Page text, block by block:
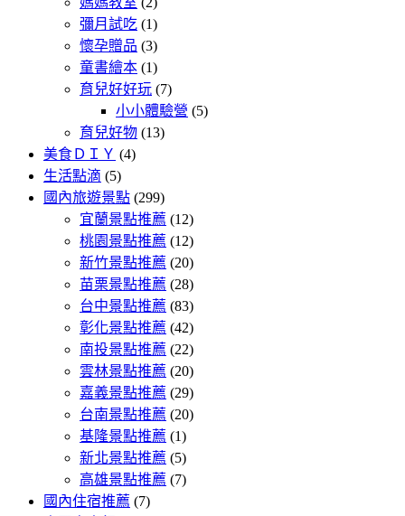
彌月試吃 (1)
懷孕贈品 (3)
童書繪本 (1)
育兒好好玩 (7)
小小體驗營 (5)
育兒好物 (13)
美食ＤＩＹ (4)
生活點滴 (5)
國內旅遊景點 (299)
宜蘭景點推薦 (12)
桃園景點推薦 (12)
新竹景點推薦 (20)
苗栗景點推薦 (28)
台中景點推薦 (83)
彰化景點推薦 (42)
南投景點推薦 (22)
雲林景點推薦 (20)
嘉義景點推薦 (29)
台南景點推薦 (20)
基隆景點推薦 (1)
新北景點推薦 (5)
高雄景點推薦 (7)
國內住宿推薦 (7)